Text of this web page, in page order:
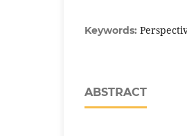
Keywords:
ABSTRACT